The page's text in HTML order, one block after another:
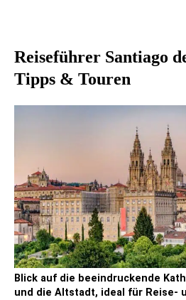
Reiseführer Santiago
Tipps & Touren
Blick auf die beeindruckende
und die Altstadt, ideal für Reise-